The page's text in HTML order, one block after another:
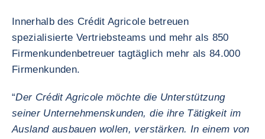
Innerhalb des Crédit Agricole betreuen
spezialisierte Vertriebsteams und mehr als 850
Firmenkundenbetreuer tagtäglich mehr als 84.000
Firmenkunden.
“Der Crédit Agricole möchte die Unterstützung
seiner Unternehmenskunden, die ihre Tätigkeit im
Ausland ausbauen wollen, verstärken. In einem von